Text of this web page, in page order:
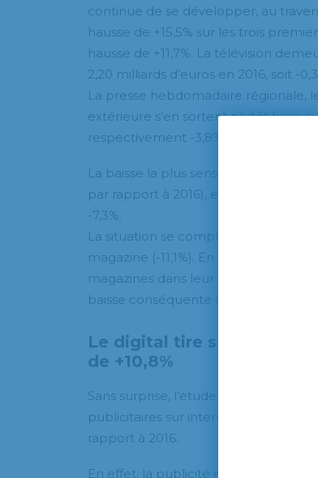
continue de se développer, au
hausse de +15,5% sur les trois
hausse de +11,7%. La télévision
2,20 milliards d’euros en 2016, soit -
La presse hebdomadaire régionale,
extérieure s’en sortent plutôt bien,
respectivement -3,8% et -3,9%. La
La baisse la plus sensible se
par rapport à 2016), et pour le
-7,3%.
La situation se complique pour les
magazine (-11,1%). En effet, les
magazines dans leur plan média. A
baisse conséquente de -10,2%.
Le digital tire s’affirme
de +10,8%
Sans surprise, l’étude démontre
publicitaires sur internet (display,
rapport à 2016.
En effet, la publicité en ligne occupe